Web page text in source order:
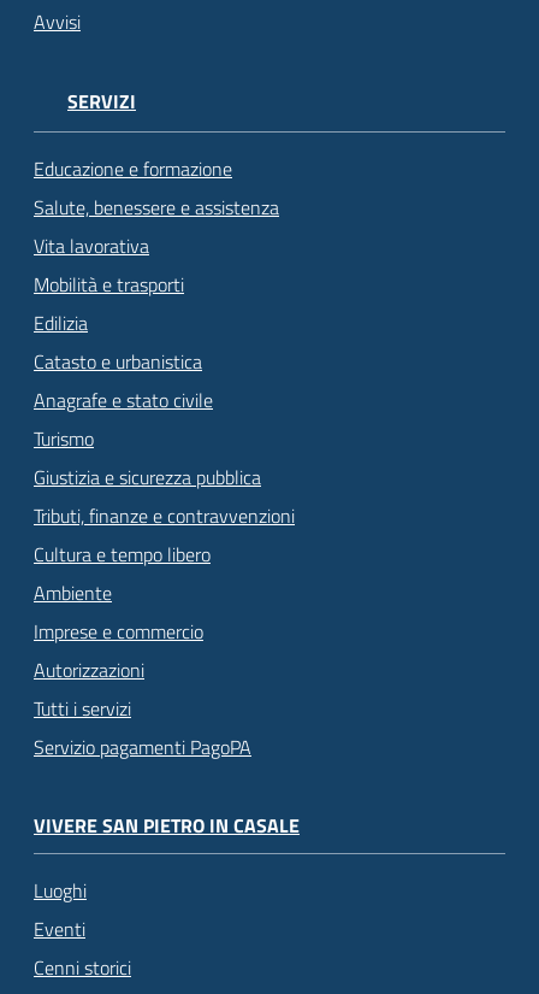
Avvisi
SERVIZI
Educazione e formazione
Salute, benessere e assistenza
Vita lavorativa
Mobilità e trasporti
Edilizia
Catasto e urbanistica
Anagrafe e stato civile
Turismo
Giustizia e sicurezza pubblica
Tributi, finanze e contravvenzioni
Cultura e tempo libero
Ambiente
Imprese e commercio
Autorizzazioni
Tutti i servizi
Servizio pagamenti PagoPA
VIVERE SAN PIETRO IN CASALE
Luoghi
Eventi
Cenni storici